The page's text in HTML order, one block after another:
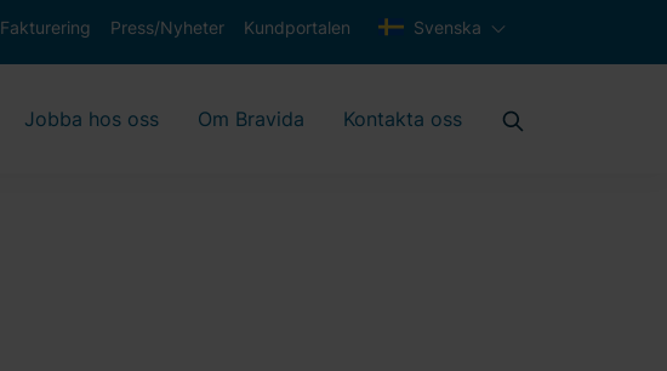
Fakturering Press/Nyheter Kundportalen Svenska
Jobba hos oss Om Bravida Kontakta oss